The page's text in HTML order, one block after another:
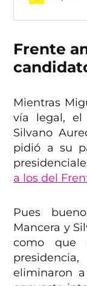
Frente
Mientras
vía legal, el
Silvano
pidió a su
a los del
Pues
Mancera y
como que
eliminaron